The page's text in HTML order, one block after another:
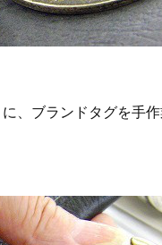
、ブランドタグを手